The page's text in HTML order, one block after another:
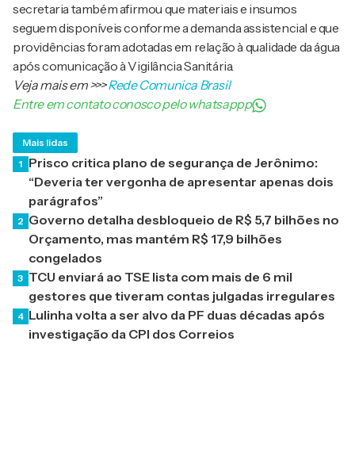
secretaria também afirmou que materiais e insumos
seguem disponíveis conforme a demanda assistencial e que
providências foram adotadas em relação à qualidade da água
após comunicação à Vigilância Sanitária.
Veja mais em>>>Rede Comunica Brasil
Entre em contato conosco pelo whatsappp
Mais lidas
1 Prisco critica plano de segurança de Jerônimo:
“Deveria ter vergonha de apresentar apenas dois
parágrafos”
2 Governo detalha desbloqueio de R$ 5,7 bilhões no
Orçamento, mas mantém R$ 17,9 bilhões
congelados
3 TCU enviará ao TSE lista com mais de 6 mil
gestores que tiveram contas julgadas irregulares
4 Lulinha volta a ser alvo da PF duas décadas após
investigação da CPI dos Correios